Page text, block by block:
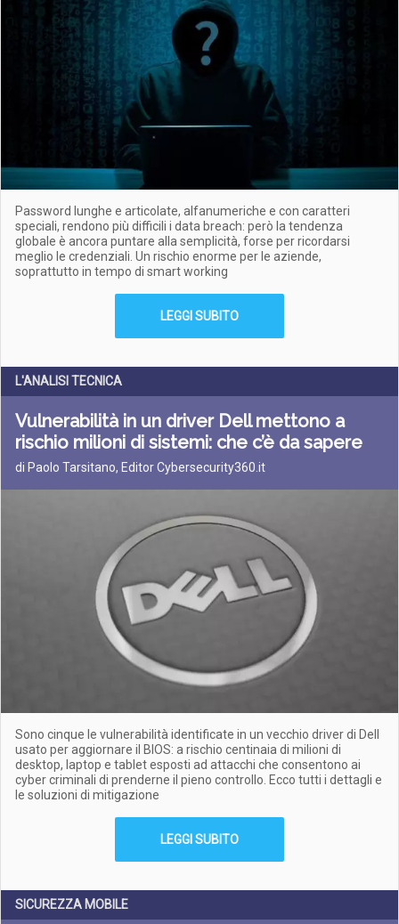
Password lunghe e articolate, alfanumeriche e con caratteri
speciali, rendono più difficili i data breach: però la tendenza
globale è ancora puntare alla semplicità, forse per ricordarsi
meglio le credenziali. Un rischio enorme per le aziende,
soprattutto in tempo di smart working
LEGGI SUBITO
L'ANALISI TECNICA
Vulnerabilità in un driver Dell mettono a
rischio milioni di sistemi: che c’è da sapere
di Paolo Tarsitano, Editor Cybersecurity360.it
Sono cinque le vulnerabilità identificate in un vecchio driver di Dell
usato per aggiornare il BIOS: a rischio centinaia di milioni di
desktop, laptop e tablet esposti ad attacchi che consentono ai
cyber criminali di prenderne il pieno controllo. Ecco tutti i dettagli e
le soluzioni di mitigazione
LEGGI SUBITO
SICUREZZA MOBILE